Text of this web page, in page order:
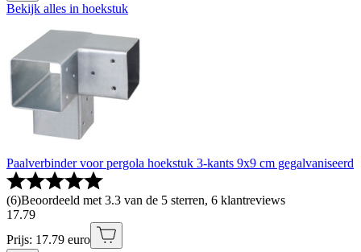
Bekijk alles in hoekstuk
Paalverbinder voor pergola hoekstuk 3-kants 9x9 cm gegalvaniseerd
(6)Beoordeeld met 3.3 van de 5 sterren, 6 klantreviews
17.79
Prijs: 17.79 euro